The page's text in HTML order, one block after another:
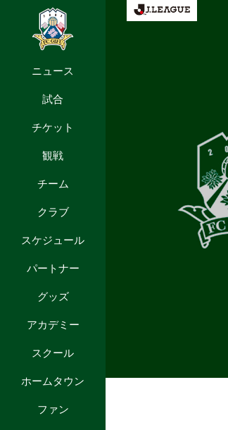
ニュース
試合
チケット
観戦
チーム
クラブ
スケジュール
パートナー
グッズ
アカデミー
スクール
ホームタウン
ファン